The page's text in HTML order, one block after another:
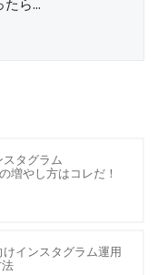
ら...
スタグラム
増やし方はコレだ！
けインスタグラム運用